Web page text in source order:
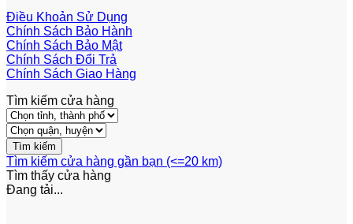
Điều Khoản Sử Dụng
Chính Sách Bảo Hành
Chính Sách Bảo Mật
Chính Sách Đổi Trả
Chính Sách Giao Hàng
Tìm kiếm cửa hàng
Tìm kiếm cửa hàng gần bạn (<=20 km)
Tìm thấy cửa hàng
Đang tải...